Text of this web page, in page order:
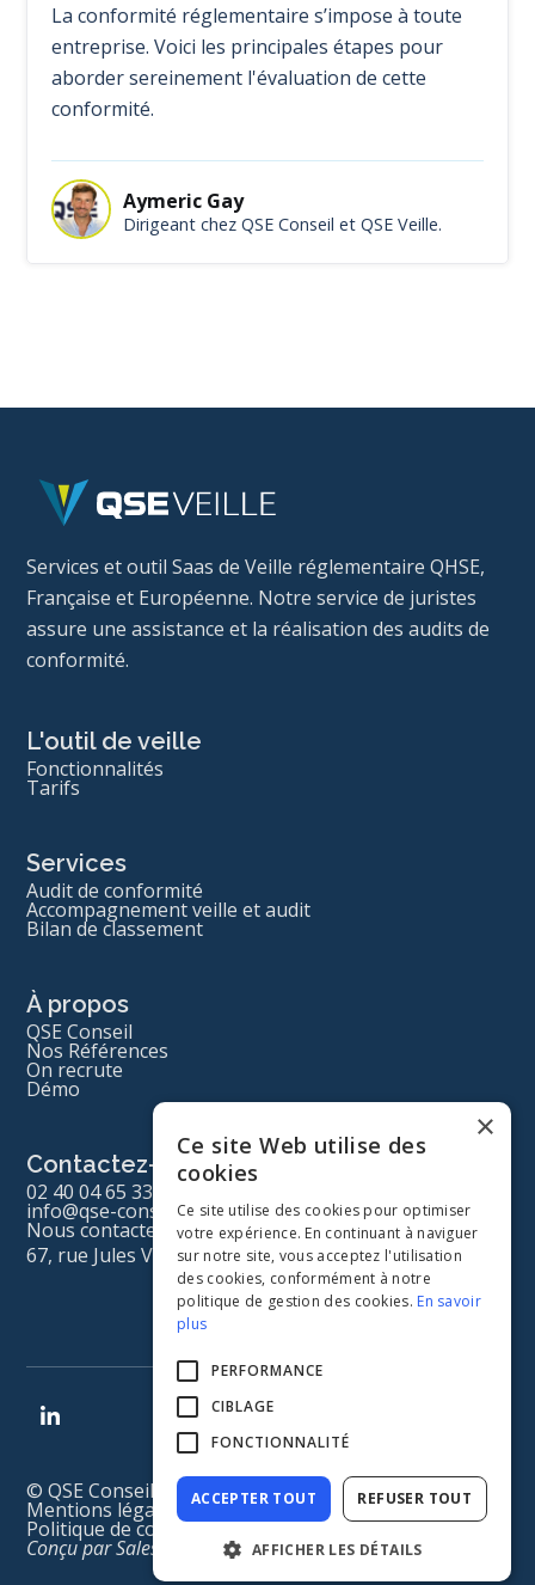
La conformité réglementaire s’impose à toute
entreprise. Voici les principales étapes pour
aborder sereinement l'évaluation de cette
conformité.
Aymeric Gay
Dirigeant chez QSE Conseil et QSE Veille.
Services et outil Saas de Veille réglementaire QHSE,
Française et Européenne. Notre service de juristes
assure une assistance et la réalisation des audits de
conformité.
L'outil de veille
Fonctionnalités
Tarifs
Services
Audit de conformité
Accompagnement veille et audit
Bilan de classement
À propos
QSE Conseil
Nos Références
On recrute
Démo
Contactez-nous
02 40 04 65 33
info@qse-conseil.com
Nous contacter
67, rue Jules Vallès 44340 Bouguenais
© QSE Conseil 2023
Mentions légales
Politique de confidentialité
Conçu par Sales Odyssey
×
Ce site Web utilise des
cookies
Ce site utilise des cookies pour optimiser
votre expérience. En continuant à naviguer
sur notre site, vous acceptez l'utilisation
des cookies, conformément à notre
politique de gestion des cookies. En savoir
plus
PERFORMANCE
CIBLAGE
FONCTIONNALITÉ
ACCEPTER TOUT REFUSER TOUT
AFFICHER LES DÉTAILS